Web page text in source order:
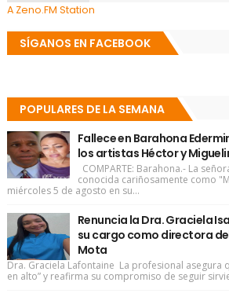
A Zeno.FM Station
SÍGANOS EN FACEBOOK
POPULARES DE LA SEMANA
Fallece en Barahona
los artistas Héctor y
COMPARTE: Barahona.- La
conocida cariñosamente como
miércoles 5 de agosto en su...
Renuncia la Dra. Graciela
su cargo como directora
Mota
Dra. Graciela Lafontaine La profesional asegura
en alto” y reafirma su compromiso de seguir